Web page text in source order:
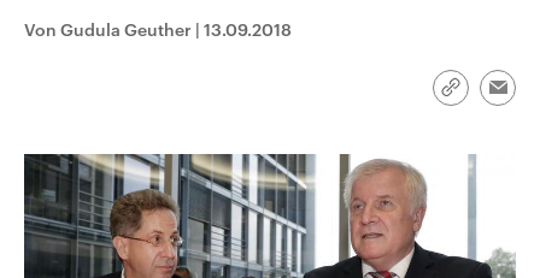
Wahl.
Von Gudula Geuther | 13.09.2018
Link